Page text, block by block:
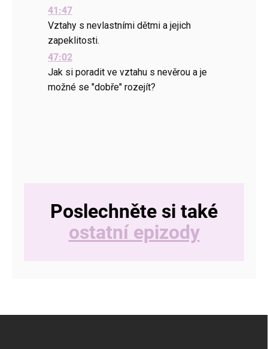
41:47
Vztahy s nevlastními dětmi a jejich
zapeklitosti.
47:02
Jak si poradit ve vztahu s nevěrou a je
možné se "dobře" rozejít?
Poslechněte si také
ostatní epizody